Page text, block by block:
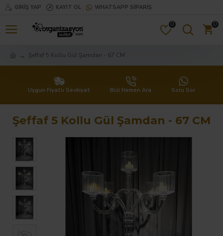
GIRIŞ YAP KAYIT OL WHATSAPP SIPARIŞ
0 0
Şeffaf 5 Kollu Gül Şamdan - 67 CM
Uygun Fiyatlı Sevkiyat Bizi Hemen Ara Soru Sor
Şeffaf 5 Kollu Gül Şamdan - 67 CM